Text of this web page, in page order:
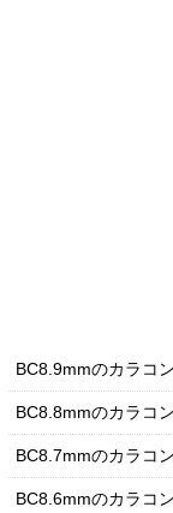
BC8.9mmのカラコ
BC8.8mmのカラコ
BC8.7mmのカラコ
BC8.6mmのカラコ